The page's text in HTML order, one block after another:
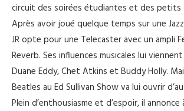
circuit des soirées étudiantes et des petits
Après avoir joué quelque temps sur une
JR opte pour une Telecaster avec un ampli
Reverb. Ses influences musicales lui
Duane Eddy, Chet Atkins et Buddy Holly.
Beatles au Ed Sullivan Show va lui ouvrir
Plein d’enthousiasme et d’espoir, il annonce